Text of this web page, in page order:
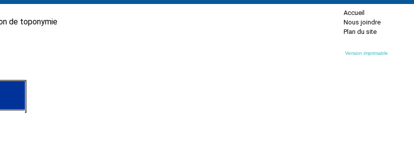
de toponymie
Accueil
Nous joindre
Plan du site
Version imprimable